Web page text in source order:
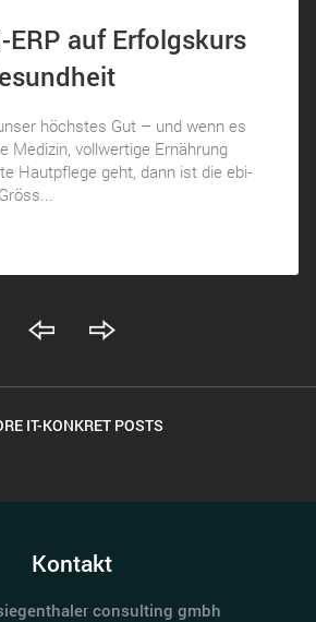
ERP auf Erfolgskurs
höchstes Gut – und wenn es
Medizin, vollwertige Ernährung
Hautpflege geht, dann ist die ebi-
IT-KONKRET POSTS
Kontakt
consulting gmbh